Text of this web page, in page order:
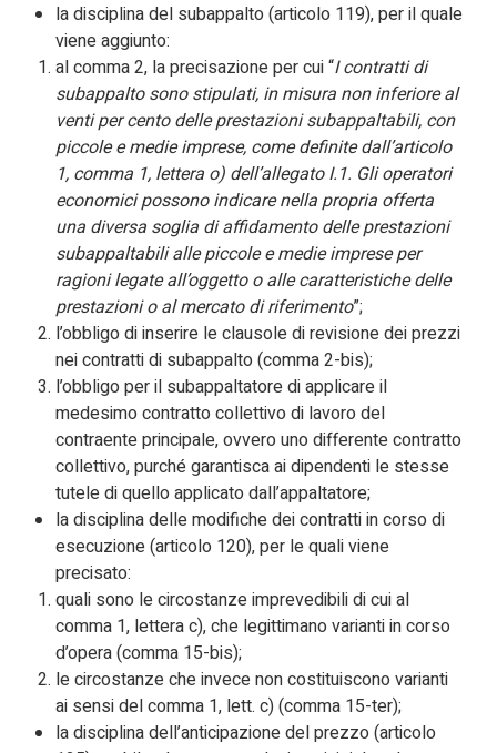
la disciplina del subappalto (articolo 119), per il quale
viene aggiunto:
al comma 2, la precisazione per cui “I contratti di
subappalto sono stipulati, in misura non inferiore al
venti per cento delle prestazioni subappaltabili, con
piccole e medie imprese, come definite dall’articolo
1, comma 1, lettera o) dell’allegato I.1. Gli operatori
economici possono indicare nella propria offerta
una diversa soglia di affidamento delle prestazioni
subappaltabili alle piccole e medie imprese per
ragioni legate all’oggetto o alle caratteristiche delle
prestazioni o al mercato di riferimento”;
l’obbligo di inserire le clausole di revisione dei prezzi
nei contratti di subappalto (comma 2-bis);
l’obbligo per il subappaltatore di applicare il
medesimo contratto collettivo di lavoro del
contraente principale, ovvero uno differente contratto
collettivo, purché garantisca ai dipendenti le stesse
tutele di quello applicato dall’appaltatore;
la disciplina delle modifiche dei contratti in corso di
esecuzione (articolo 120), per le quali viene
precisato:
quali sono le circostanze imprevedibili di cui al
comma 1, lettera c), che legittimano varianti in corso
d’opera (comma 15-bis);
le circostanze che invece non costituiscono varianti
ai sensi del comma 1, lett. c) (comma 15-ter);
la disciplina dell’anticipazione del prezzo (articolo